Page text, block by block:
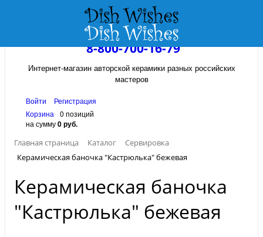
8-800-700-16-79
Интернет-магазин авторской керамики разных российских
мастеров
Войти
Регистрация
Корзина
0 позиций
на сумму0 руб.
Главная страница
Каталог
Сервировка
Керамическая баночка "Кастрюлька" бежевая
Керамическая баночка
"Кастрюлька" бежевая